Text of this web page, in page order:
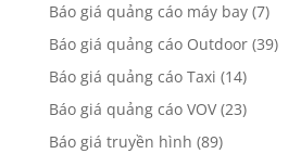
Báo giá quảng cáo máy bay(7)
Báo giá quảng cáo Outdoor(39)
Báo giá quảng cáo Taxi (14)
Báo giá quảng cáo VOV(23)
Báo giá truyền hình (89)